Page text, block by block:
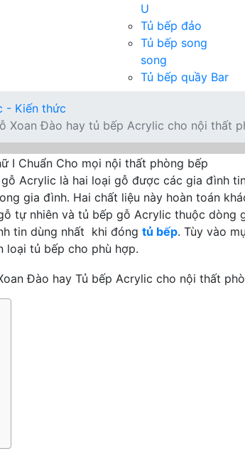
U
Tủ bếp đảo
Tủ bếp song
song
Tủ bếp quầy Bar
- Kiến thức
Xoan Đào hay tủ bếp Acrylic cho nội thất
Acrylic là hai loại gỗ được các gia đình
gia đình. Hai chất liệu này hoàn toán
tự nhiên và tủ bếp gỗ Acrylic thuộc dòng
tin dùng nhất khi đóng tủ bếp. Tùy vào
loại tủ bếp cho phù hợp.